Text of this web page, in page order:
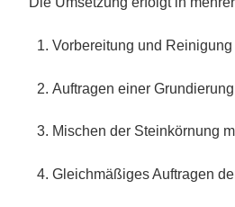
Vorbereitung und
Auftragen einer Grundierung
Mischen der Steinkörnung
Gleichmäßiges Auftragen